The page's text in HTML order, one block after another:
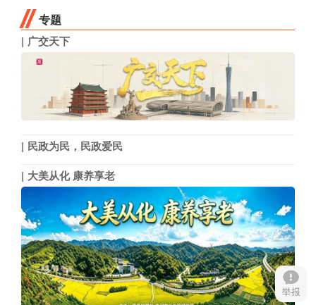
专题
广交天下
民政为民，民政爱民
大美从化 康养享老